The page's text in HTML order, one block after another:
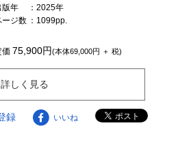
版年
：2025年
ージ数 ：1099pp.
価 75,900円(本体69,000円 ＋ 税)
詳しく見る
録 いいね